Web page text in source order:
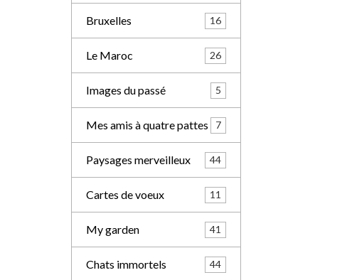
Bruxelles 16
Le Maroc 26
Images du passé 5
Mes amis à quatre pattes 7
Paysages merveilleux 44
Cartes de voeux 11
My garden 41
Chats immortels 44